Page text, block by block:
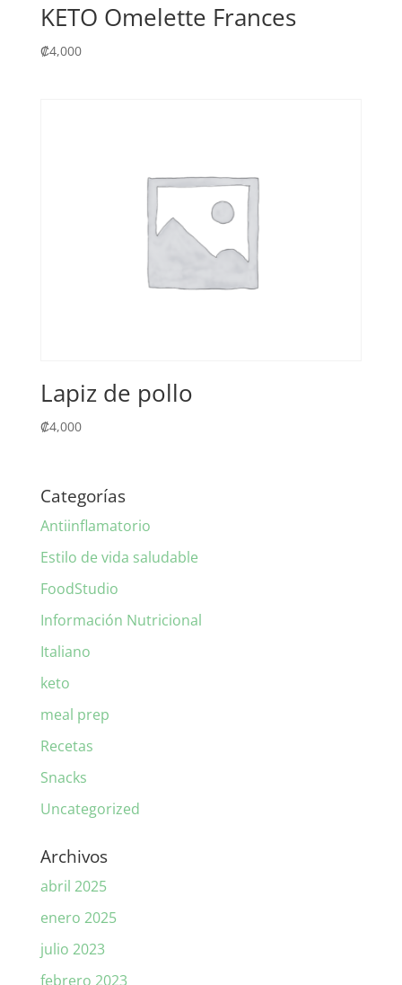
KETO Omelette Frances
₡4,000
Lapiz de pollo
₡4,000
Categorías
Antiinflamatorio
Estilo de vida saludable
FoodStudio
Información Nutricional
Italiano
keto
meal prep
Recetas
Snacks
Uncategorized
Archivos
abril 2025
enero 2025
julio 2023
febrero 2023